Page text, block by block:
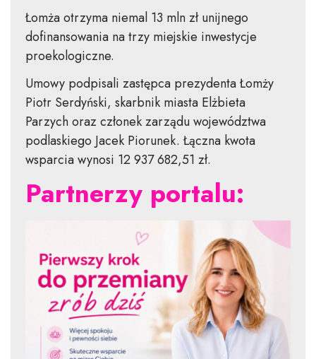
Łomża otrzyma niemal 13 mln zł unijnego
dofinansowania na trzy miejskie inwestycje
proekologiczne.
Umowy podpisali zastępca prezydenta Łomży
Piotr Serdyński, skarbnik miasta Elżbieta
Parzych oraz członek zarządu województwa
podlaskiego Jacek Piorunek. Łączna kwota
wsparcia wynosi 12 937 682,51 zł.
Partnerzy portalu: